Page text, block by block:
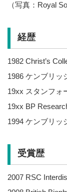
（写真：Royal
経歴
1982 Christ’s
1986 ケンブリッ
19xx スタンフォ
19xx BP
1994 ケンブリッ
受賞歴
2007 RSC